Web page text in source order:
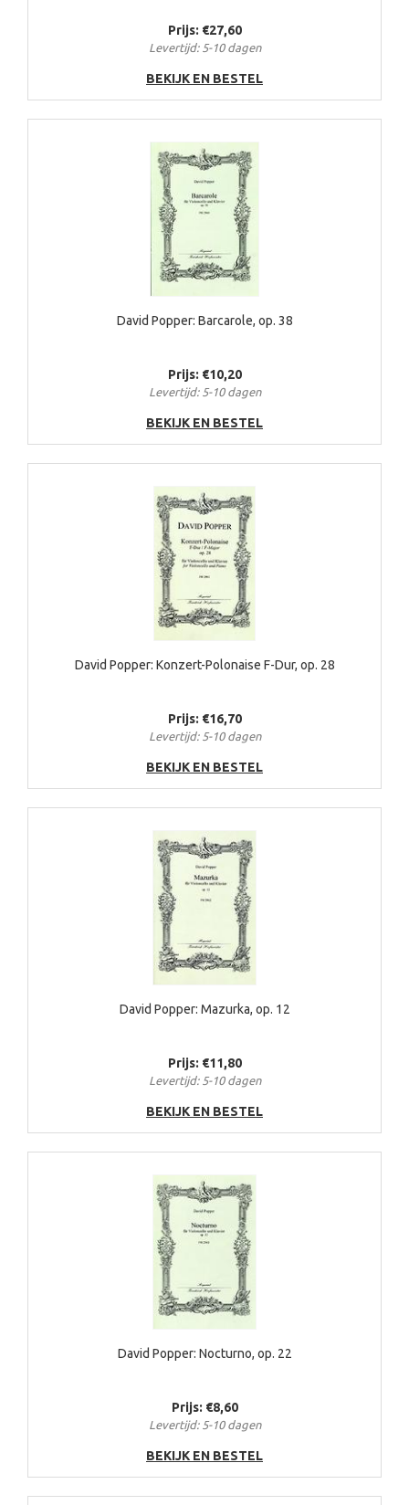
Prijs: €27,60
Levertijd: 5-10 dagen
BEKIJK EN BESTEL
David Popper: Barcarole, op. 38
Prijs: €10,20
Levertijd: 5-10 dagen
BEKIJK EN BESTEL
David Popper: Konzert-Polonaise F-Dur, op. 28
Prijs: €16,70
Levertijd: 5-10 dagen
BEKIJK EN BESTEL
David Popper: Mazurka, op. 12
Prijs: €11,80
Levertijd: 5-10 dagen
BEKIJK EN BESTEL
David Popper: Nocturno, op. 22
Prijs: €8,60
Levertijd: 5-10 dagen
BEKIJK EN BESTEL